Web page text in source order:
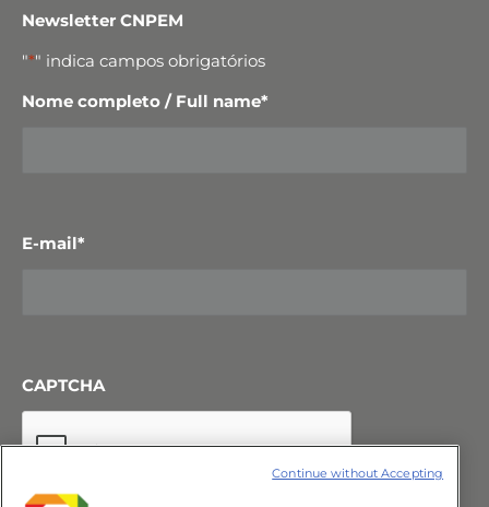
Newsletter CNPEM
"*" indica campos obrigatórios
Nome completo / Full name*
E-mail*
CAPTCHA
Continue without Accepting